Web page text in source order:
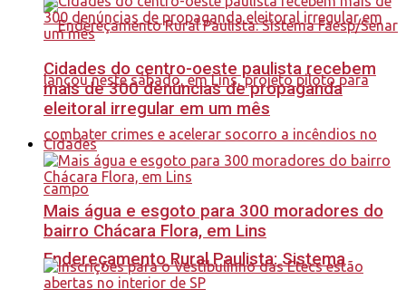
Endereçamento Rural Paulista: Sistema
Cidades do centro-oeste paulista recebem
mais de 300 denúncias de propaganda
eleitoral irregular em um mês
Cidades
Mais água e esgoto para 300 moradores do
bairro Chácara Flora, em Lins